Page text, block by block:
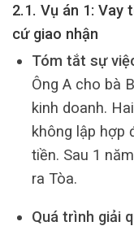
2.1. Vụ án 1: Vay
cứ giao nhận
Tóm tắt sự
Ông A cho bà
kinh doanh.
không lập hợp
tiền. Sau 1
ra Tòa.
Quá trình giải